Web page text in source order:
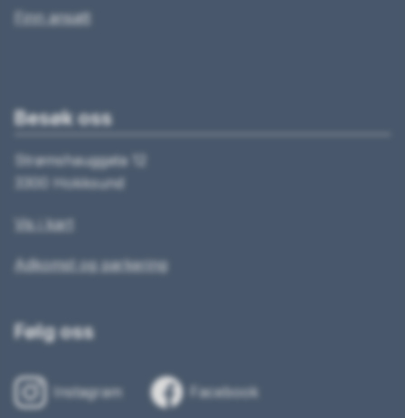
Finn ansatt
Besøk oss
Strømshauggata 12
3300 Hokksund
Vis i kart
Adkomst og parkering
Følg oss
Instagram Facebook